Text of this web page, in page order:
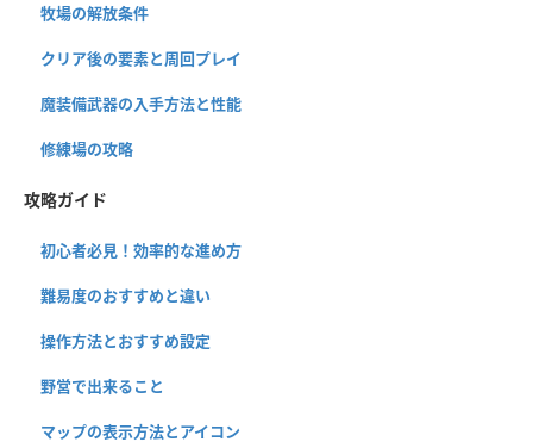
牧場の解放条件
クリア後の要素と周回プレイ
魔装備武器の入手方法と性能
修練場の攻略
攻略ガイド
初心者必見！効率的な進め方
難易度のおすすめと違い
操作方法とおすすめ設定
野営で出来ること
マップの表示方法とアイコン